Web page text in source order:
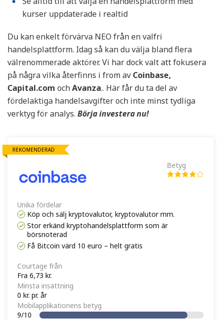
kurser uppdaterade i realtid
Du kan enkelt förvärva NEO från en valfri
handelsplattform. Idag så kan du välja bland flera
välrenommerade aktörer. Vi har dock valt att fokusera
på några vilka återfinns i from av Coinbase,
Capital.com ochAvanza.. Här får du ta del av
fördelaktiga handelsavgifter och inte minst tydliga
verktyg för analys. Börja investera nu!
Betyg
Unika fördelar
Köp och sälj kryptovalutor, kryptovalutor mm.
Stor erkänd kryptohandelsplattform som är
börsnoterad
Få Bitcoin värd 10 euro – helt gratis
Courtage från
Fra 6,73 kr.
Minsta insättning
0 kr. pr. år
Mobilapplikationens betyg
9/10
REKOMENDERAD